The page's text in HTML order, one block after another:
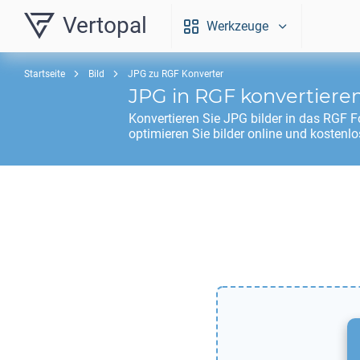
Vertopal Werkzeuge
Startseite Bild JPG zu RGF Konverter
JPG in RGF
Konvertieren Sie JPG bilder in das RGF
optimieren Sie bilder online und